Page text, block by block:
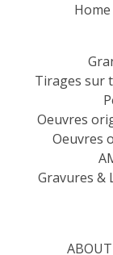
Home
Tirages sur
Oeuvres
Oeuvres
Gravures &
ABOUT